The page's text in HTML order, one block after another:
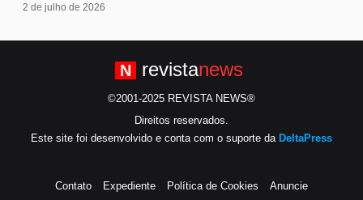
2 de julho de 2026
N revistanews
©2001-2025 REVISTA NEWS®
Direitos reservados.
Este site foi desenvolvido e conta com o suporte da DeltaPress
Contato Expediente Política de Cookies Anuncie